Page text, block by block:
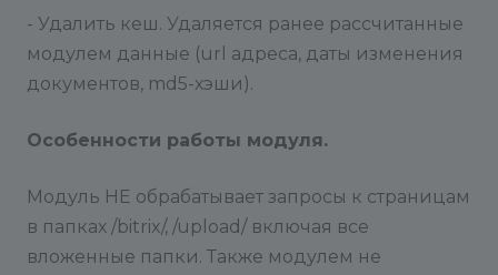
- Удалить кеш. Удаляется ранее рассчитанные
модулем данные (url адреса, даты изменения
документов, md5-хэши).
Особенности работы модуля.
Модуль НЕ обрабатывает запросы к страницам
в папках /bitrix/, /upload/ включая все
вложенные папки. Также модулем не